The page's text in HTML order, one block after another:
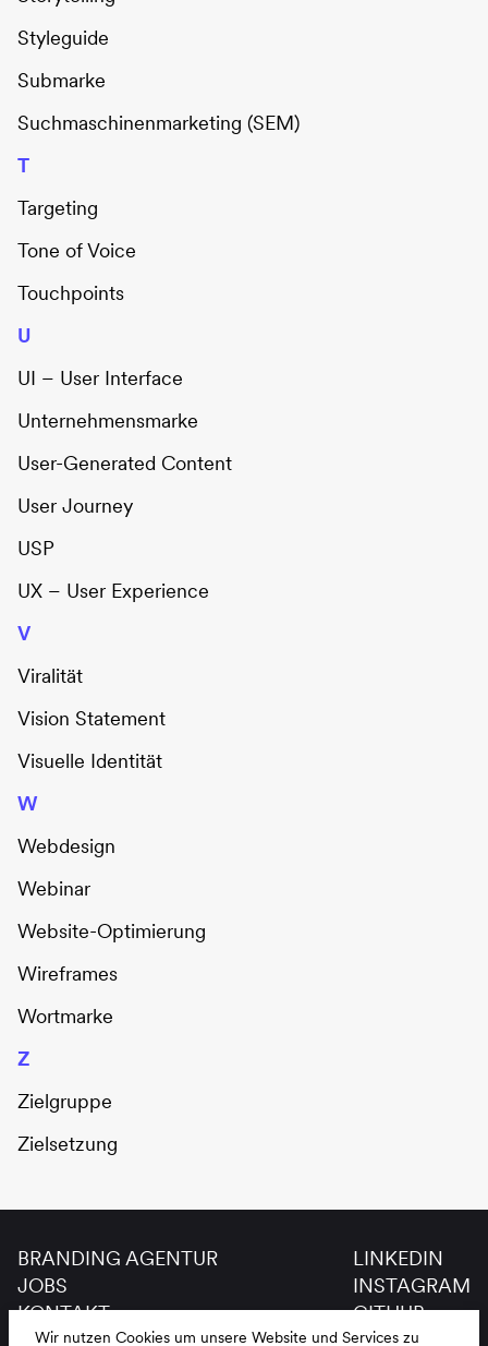
Wir nutzen Cookies um unsere Website und Services zu
Styleguide
Submarke
Suchmaschinenmarketing (SEM)
T
Targeting
Tone of Voice
Touchpoints
U
UI – User Interface
Unternehmensmarke
User-Generated Content
User Journey
USP
UX – User Experience
V
Viralität
Vision Statement
Visuelle Identität
W
Webdesign
Webinar
Website-Optimierung
Wireframes
Wortmarke
Z
Zielgruppe
Zielsetzung
BRANDING AGENTUR
JOBS
KONTAKT
GLOSSAR
LINKEDIN
INSTAGRAM
GITHUB